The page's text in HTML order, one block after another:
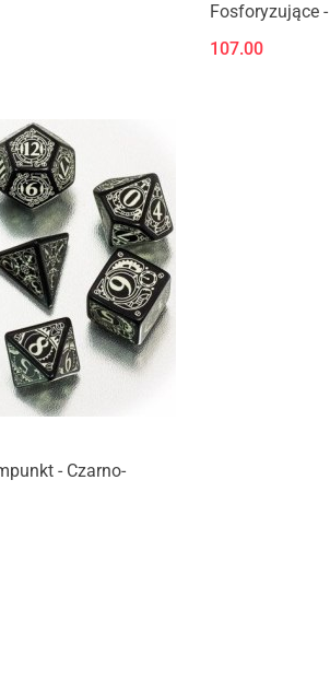
Fosforyzujące
107.00
niedostępny
- Czarno-